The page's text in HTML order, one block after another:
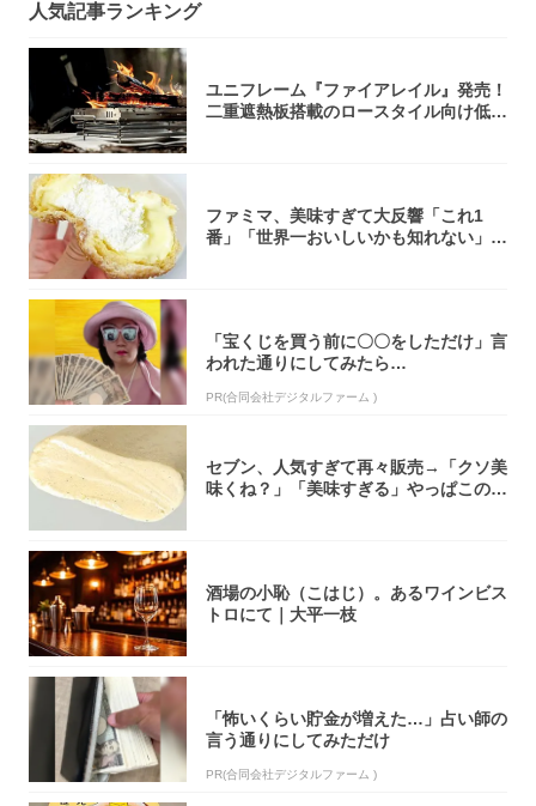
人気記事ランキング
ユニフレーム『ファイアレイル』発売！
二重遮熱板搭載のロースタイル向け低型
ファミマ、美味すぎて大反響「これ1
番」「世界一おいしいかも知れない」
「宝くじを買う前に〇〇をしただけ」言
われた通りにしてみたら…
PR(合同会社デジタルファーム )
セブン、人気すぎて再々販売→「クソ美
味くね？」「美味すぎる」やっぱこのク
酒場の小恥（こはじ）。あるワインビス
トロにて｜大平一枝
「怖いくらい貯金が増えた…」占い師の
言う通りにしてみただけ
PR(合同会社デジタルファーム )